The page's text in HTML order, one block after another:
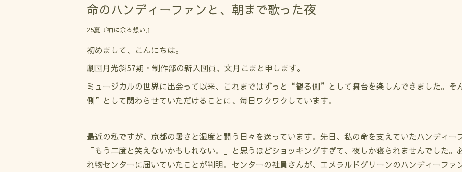
命のハンディーファンと、朝まで歌った夜
25夏『袖に余る想い』
初めまして、こんにちは。
劇団月光斜57期・制作部の新入団員、文月こまと申します。
ミュージカルの世界に出会って以来、これまではずっと“観る側”として舞台を楽しんできました。そ
側”として関わらせていただけることに、毎日ワクワクしています。
最近の私ですが、京都の暑さと湿度と闘う日々を送っています。先日、私の命を支えていたハンディー
「もう二度と笑えないかもしれない。」と思うほどショッキングすぎて、夜しか寝られませんでした
れ物センターに届いていたことが判明。センターの社員さんが、エメラルドグリーンのハンディーファ